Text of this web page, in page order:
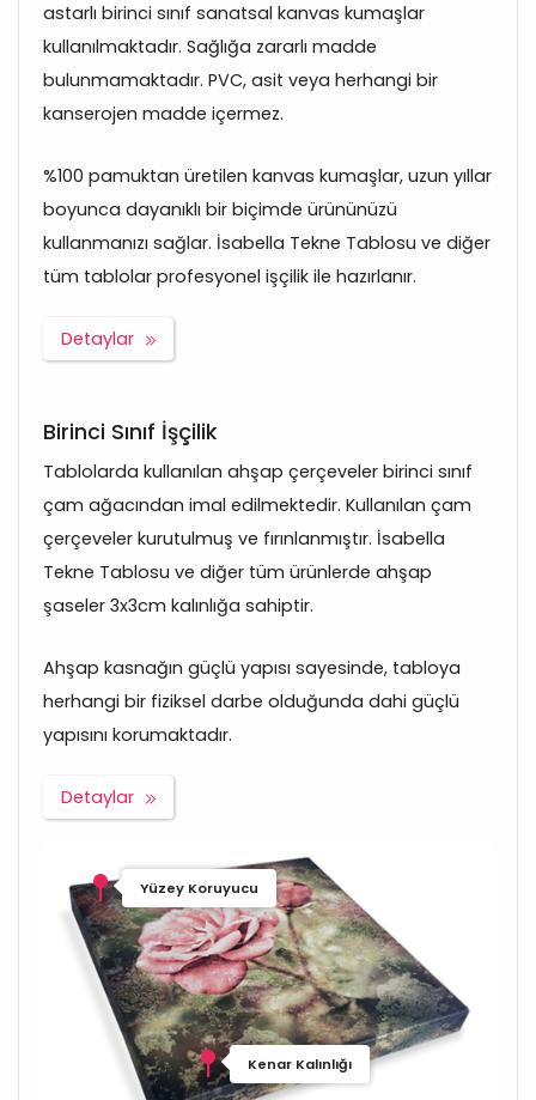
astarlı birinci sınıf sanatsal kanvas kumaşlar
kullanılmaktadır. Sağlığa zararlı madde
bulunmamaktadır. PVC, asit veya herhangi bir
kanserojen madde içermez.
%100 pamuktan üretilen kanvas kumaşlar, uzun yıllar
boyunca dayanıklı bir biçimde ürününüzü
kullanmanızı sağlar. İsabella Tekne Tablosu ve diğer
tüm tablolar profesyonel işçilik ile hazırlanır.
Detaylar
Birinci Sınıf İşçilik
Tablolarda kullanılan ahşap çerçeveler birinci sınıf
çam ağacından imal edilmektedir. Kullanılan çam
çerçeveler kurutulmuş ve fırınlanmıştır. İsabella
Tekne Tablosu ve diğer tüm ürünlerde ahşap
şaseler 3x3cm kalınlığa sahiptir.
Ahşap kasnağın güçlü yapısı sayesinde, tabloya
herhangi bir fiziksel darbe olduğunda dahi güçlü
yapısını korumaktadır.
Detaylar
Yüzey Koruyucu
Kenar Kalınlığı